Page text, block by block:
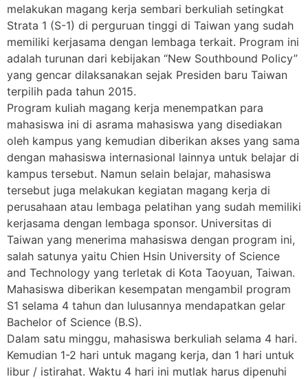
melakukan magang kerja sembari berkuliah setingkat
Strata 1 (S-1) di perguruan tinggi di Taiwan yang sudah
memiliki kerjasama dengan lembaga terkait. Program ini
adalah turunan dari kebijakan “New Southbound Policy”
yang gencar dilaksanakan sejak Presiden baru Taiwan
terpilih pada tahun 2015.
Program kuliah magang kerja menempatkan para
mahasiswa ini di asrama mahasiswa yang disediakan
oleh kampus yang kemudian diberikan akses yang sama
dengan mahasiswa internasional lainnya untuk belajar di
kampus tersebut. Namun selain belajar, mahasiswa
tersebut juga melakukan kegiatan magang kerja di
perusahaan atau lembaga pelatihan yang sudah memiliki
kerjasama dengan lembaga sponsor. Universitas di
Taiwan yang menerima mahasiswa dengan program ini,
salah satunya yaitu Chien Hsin University of Science
and Technology yang terletak di Kota Taoyuan, Taiwan.
Mahasiswa diberikan kesempatan mengambil program
S1 selama 4 tahun dan lulusannya mendapatkan gelar
Bachelor of Science (B.S).
Dalam satu minggu, mahasiswa berkuliah selama 4 hari.
Kemudian 1-2 hari untuk magang kerja, dan 1 hari untuk
libur / istirahat. Waktu 4 hari ini mutlak harus dipenuhi